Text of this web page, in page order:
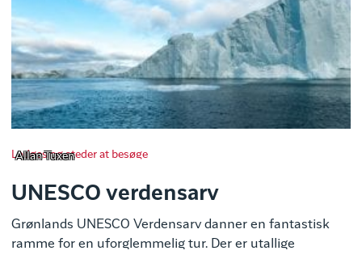
Allan Tuxen
Lodges og steder at besøge
UNESCO verdensarv
Grønlands UNESCO Verdensarv danner en fantastisk
ramme for en uforglemmelig tur. Der er utallige